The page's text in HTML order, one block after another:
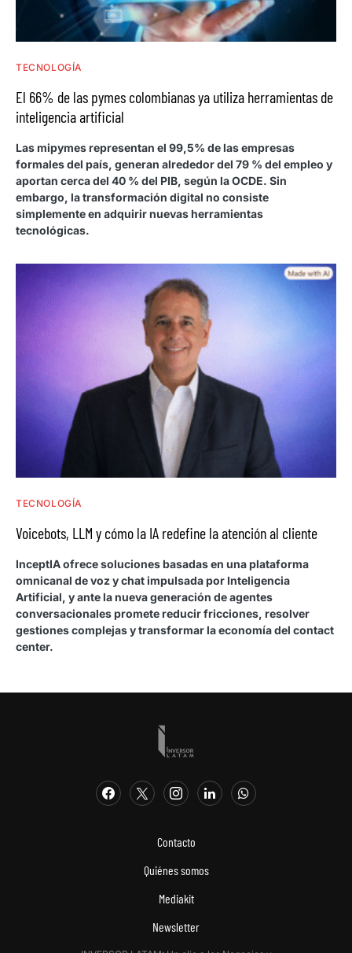
TECNOLOGÍA
El 66% de las pymes colombianas ya utiliza herramientas de
inteligencia artificial
Las mipymes representan el 99,5% de las empresas
formales del país, generan alrededor del 79 % del empleo y
aportan cerca del 40 % del PIB, según la OCDE. Sin
embargo, la transformación digital no consiste
simplemente en adquirir nuevas herramientas
tecnológicas.
TECNOLOGÍA
Voicebots, LLM y cómo la IA redefine la atención al cliente
InceptIA ofrece soluciones basadas en una plataforma
omnicanal de voz y chat impulsada por Inteligencia
Artificial, y ante la nueva generación de agentes
conversacionales promete reducir fricciones, resolver
gestiones complejas y transformar la economía del contact
center.
Contacto
Quiénes somos
Mediakit
Newsletter